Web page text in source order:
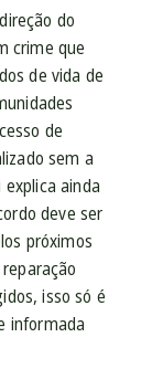
do
crime que
de vida de
de
sem a
ainda
deve ser
próximos
isso só é
informada